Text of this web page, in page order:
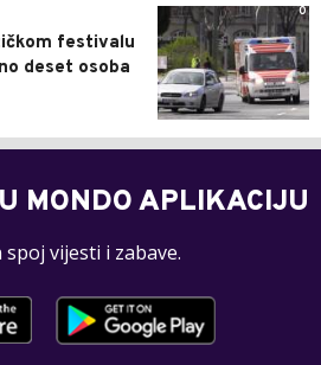
0
festivalu
deset osoba
MONDO APLIKACIJU
spoj vijesti i zabave.